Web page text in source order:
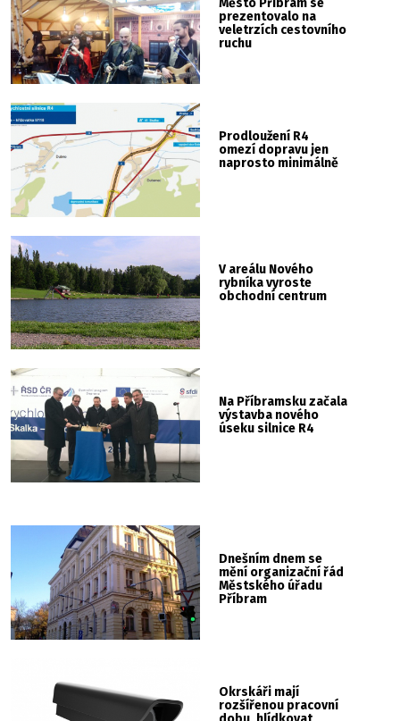
Město Příbram se
prezentovalo na
veletrzích cestovního
ruchu
Prodloužení R4
omezí dopravu jen
naprosto minimálně
V areálu Nového
rybníka vyroste
obchodní centrum
Na Příbramsku začala
výstavba nového
úseku silnice R4
Dnešním dnem se
mění organizační řád
Městského úřadu
Příbram
Okrskáři mají
rozšířenou pracovní